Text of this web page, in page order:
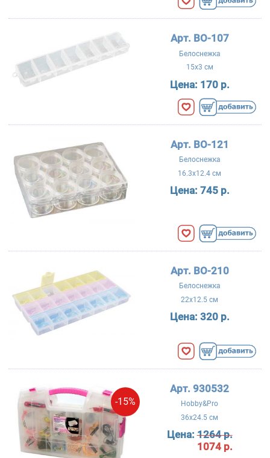
Арт. BO-107
Белоснежка
15x3 см
Цена: 170 р.
Арт. BO-121
Белоснежка
16.3x12.4 см
Цена: 745 р.
Арт. BO-210
Белоснежка
22x12.5 см
Цена: 320 р.
-15%
Арт. 930532
Hobby&Pro
36x24.5 см
Цена:1264 р.
1074 р.